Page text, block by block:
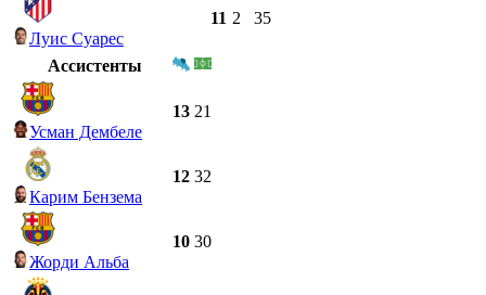
Луис Суарес
11 2 35
Ассистенты
Усман Дембеле
13 21
Карим Бензема
12 32
Жорди Альба
10 30